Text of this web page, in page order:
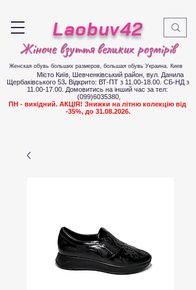
Laobuv42
Жіноче взуття великих розмірів
Женская обувь больших размеров, большая обувь Украина. Киев
Місто Київ, Шевченківський район, вул. Данила
Щербаківського 53. Відкрито: ВТ-ПТ з 11.00-18.00 . СБ-НД з
11.00-17.00. Домовитись на інший час за тел:
(099)6035380
ПН - вихідний. АКЦІЯ! Знижки на літню колекцію від
-35%, до 31.08.2026.